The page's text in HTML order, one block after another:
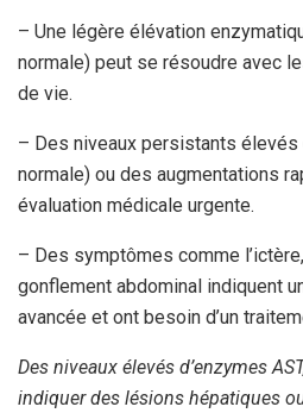
– Une légère élévation
normale) peut se résoudre avec
de vie.
– Des niveaux persistants élevés
normale) ou des augmentations
évaluation médicale urgente.
– Des symptômes comme
gonflement abdominal indiquent
avancée et ont besoin d’un
Des niveaux élevés d’enzymes
indiquer des lésions hépatiques